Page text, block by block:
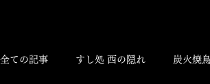
全ての記事 すし処 西の隠れ 炭火焼